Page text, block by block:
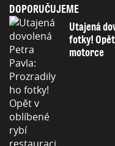
DOPORUČUJEME
Utajená
fotky!
motorce